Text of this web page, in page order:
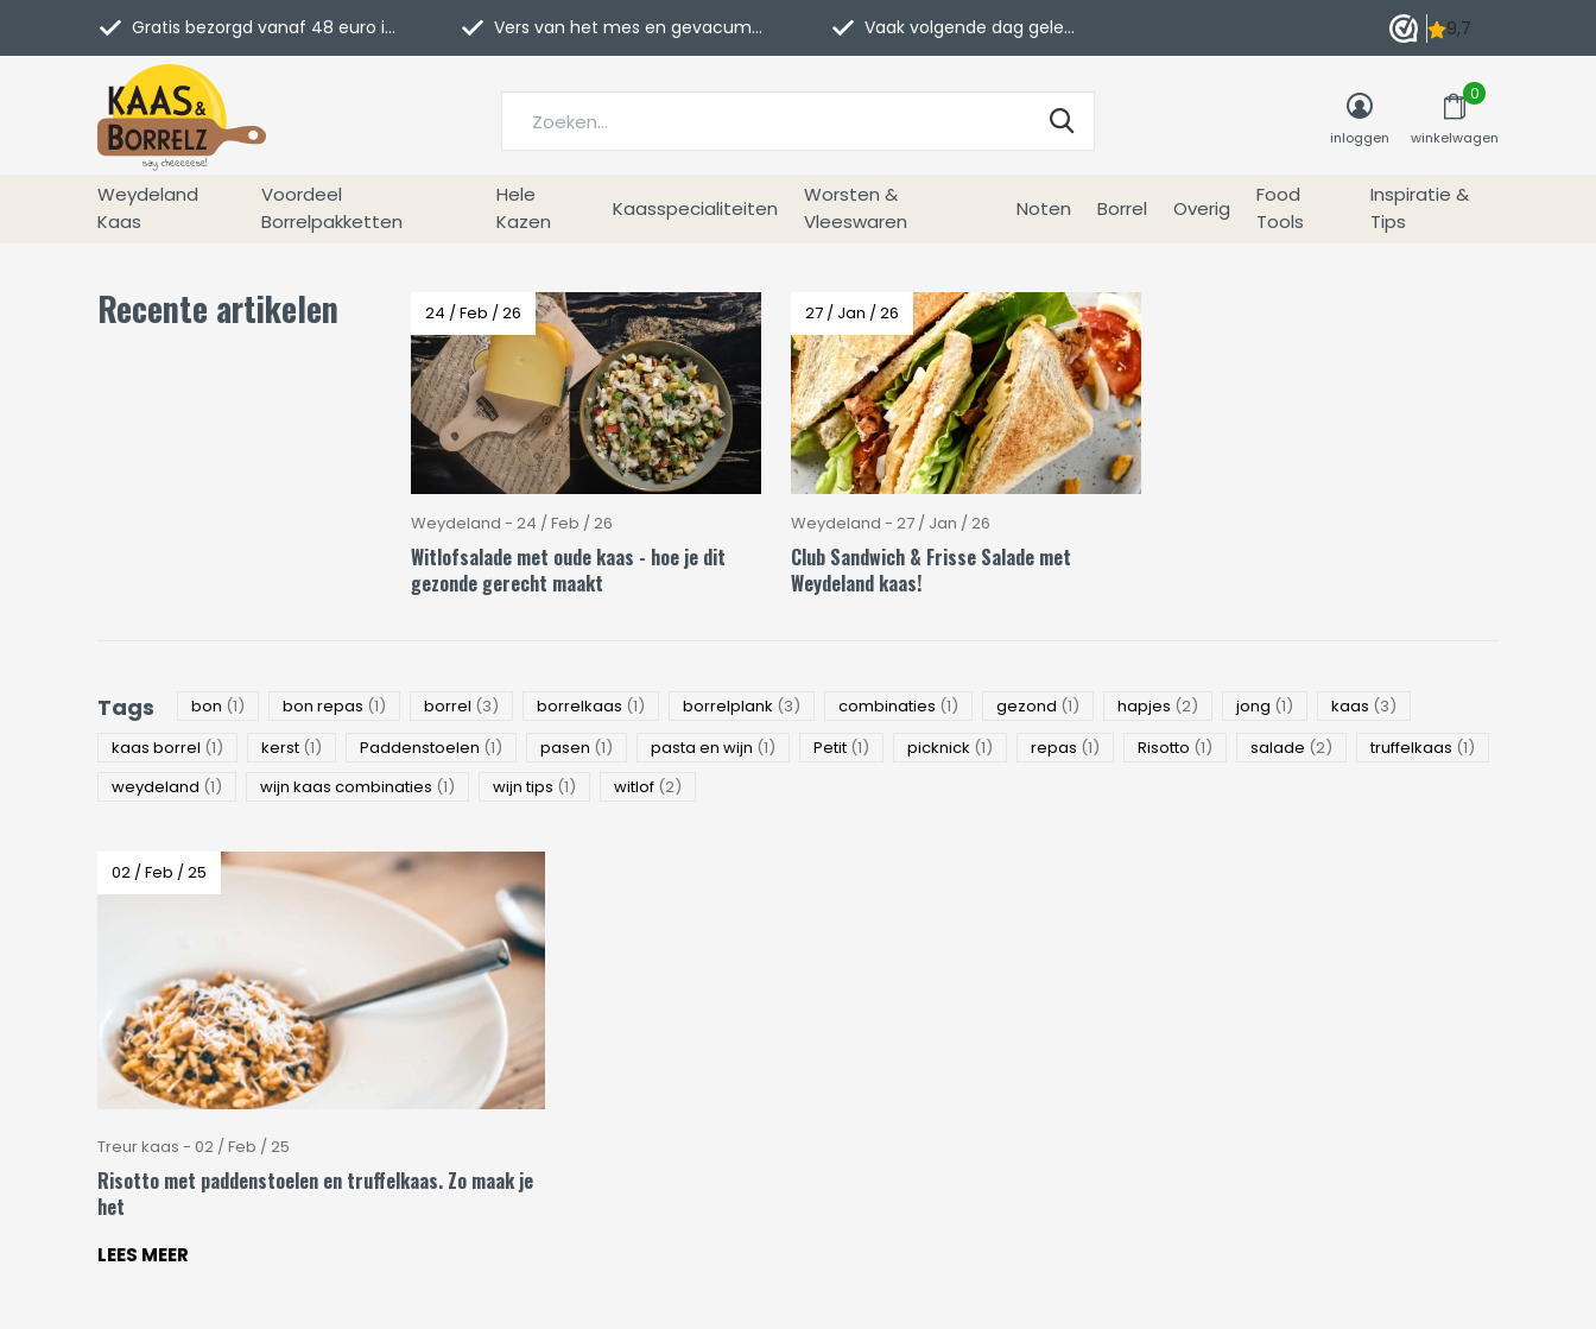
Weydeland
Kaas
Voordeel
Borrelpakketten
Hele
Kazen
Kaasspecialiteiten
Worsten &
Vleeswaren
Noten Borrel Overig
Food
Tools
Inspiratie &
Tips
inloggen winkelwagen
0
Gratis bezorgd vanaf 48 euro in NL Vers van het mes en gevacumeerd Vaak volgende dag geleverd
Recente artikelen 24 / Feb / 26
Weydeland - 24 / Feb / 26
Witlofsalade met oude kaas - hoe je dit
gezonde gerecht maakt
27 / Jan / 26
Weydeland - 27 / Jan / 26
Club Sandwich & Frisse Salade met
Weydeland kaas!
Tags bon (1) bon repas (1) borrel (3) borrelkaas (1) borrelplank (3) combinaties (1) gezond (1) hapjes (2) jong (1) kaas (3)
kaas borrel (1) kerst (1) Paddenstoelen (1) pasen (1) pasta en wijn (1) Petit (1) picknick (1) repas (1) Risotto (1) salade (2) truffelkaas (1)
weydeland (1) wijn kaas combinaties (1) wijn tips (1) witlof (2)
02 / Feb / 25
Treur kaas - 02 / Feb / 25
Risotto met paddenstoelen en truffelkaas. Zo maak je
het
LEES MEER